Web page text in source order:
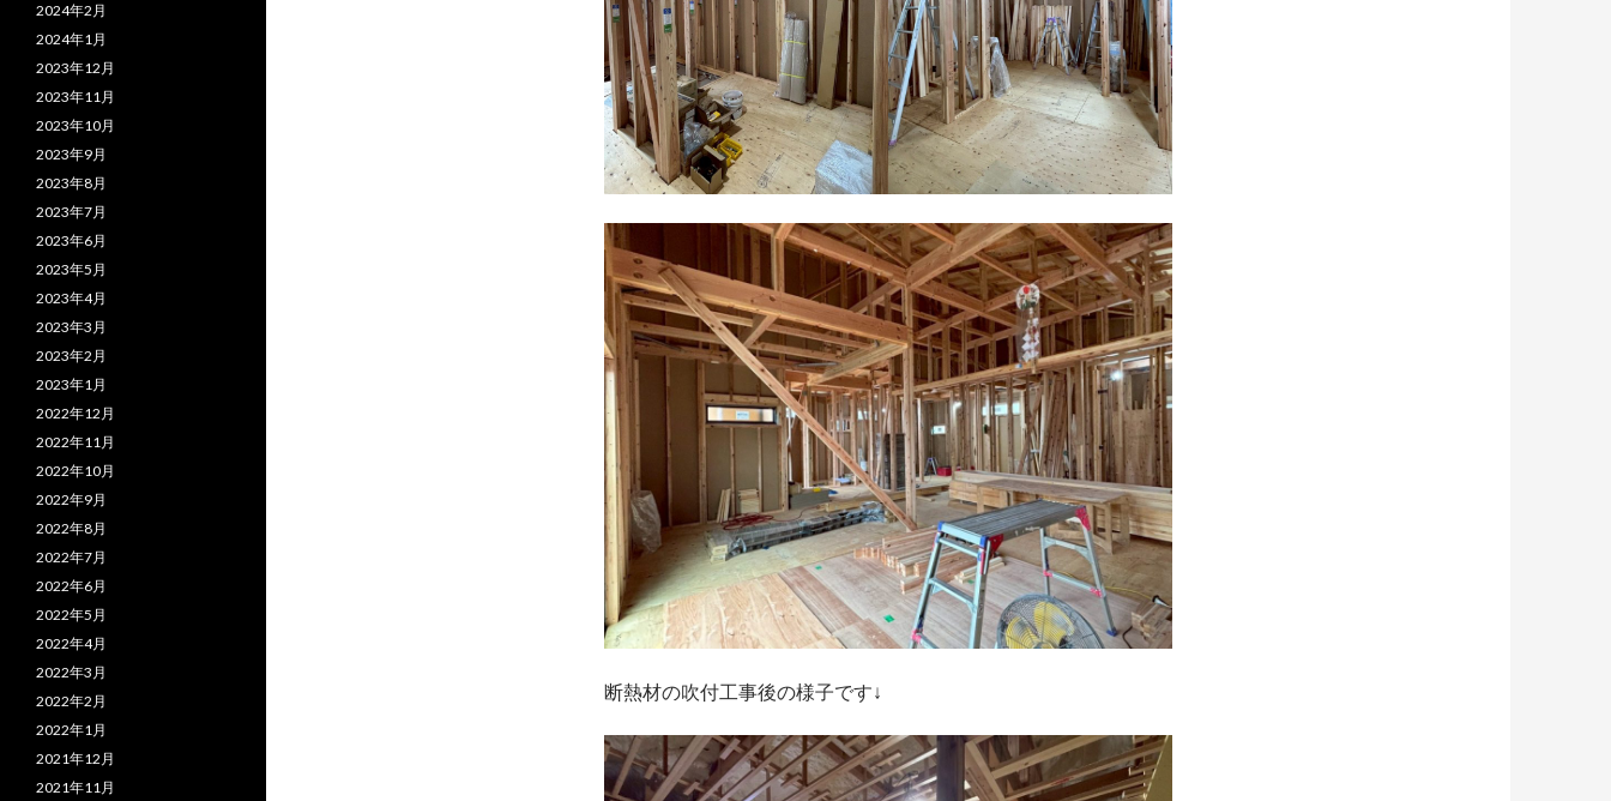
断熱材の吹付工事後の様子です↓
2024年2月
2024年1月
2023年12月
2023年11月
2023年10月
2023年9月
2023年8月
2023年7月
2023年6月
2023年5月
2023年4月
2023年3月
2023年2月
2023年1月
2022年12月
2022年11月
2022年10月
2022年9月
2022年8月
2022年7月
2022年6月
2022年5月
2022年4月
2022年3月
2022年2月
2022年1月
2021年12月
2021年11月